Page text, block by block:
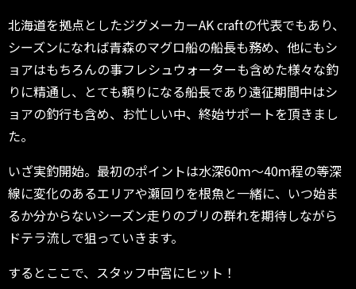
北海道を拠点としたジグメーカーAK craftの代表でもあり、
シーズンになれば青森のマグロ船の船長も務め、他にもシ
ョアはもちろんの事フレシュウォーターも含めた様々な釣
りに精通し、とても頼りになる船長であり遠征期間中はシ
ョアの釣行も含め、お忙しい中、終始サポートを頂きまし
た。
いざ実釣開始。最初のポイントは水深60ｍ～40ｍ程の等深
線に変化のあるエリアや瀬回りを根魚と一緒に、いつ始ま
るか分からないシーズン走りのブリの群れを期待しながら
ドテラ流しで狙っていきます。
するとここで、スタッフ中宮にヒット！